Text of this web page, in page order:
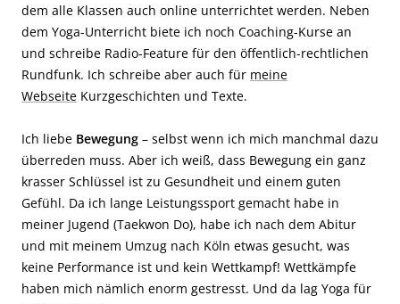
dem alle Klassen auch online unterrichtet werden. Neben
dem Yoga-Unterricht biete ich noch Coaching-Kurse an
und schreibe Radio-Feature für den öffentlich-rechtlichen
Rundfunk. Ich schreibe aber auch für meine
Webseite Kurzgeschichten und Texte.
Ich liebe Bewegung – selbst wenn ich mich manchmal dazu
überreden muss. Aber ich weiß, dass Bewegung ein ganz
krasser Schlüssel ist zu Gesundheit und einem guten
Gefühl. Da ich lange Leistungssport gemacht habe in
meiner Jugend (Taekwon Do), habe ich nach dem Abitur
und mit meinem Umzug nach Köln etwas gesucht, was
keine Performance ist und kein Wettkampf! Wettkämpfe
haben mich nämlich enorm gestresst. Und da lag Yoga für